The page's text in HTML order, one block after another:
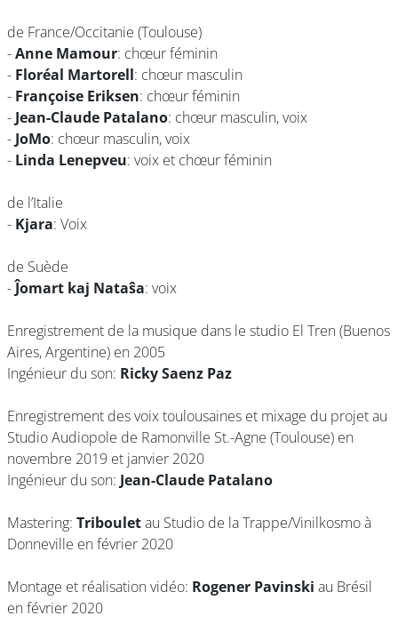
de France/Occitanie (Toulouse)
-Anne Mamour: chœur féminin
- Floréal Martorell: chœur masculin
- Françoise Eriksen: chœur féminin
- Jean-Claude Patalano: chœur masculin, voix
- JoMo: chœur masculin, voix
- Linda Lenepveu: voix et chœur féminin
de l’Italie
- Kjara: Voix
de Suède
-Ĵomart kaj Nataŝa: voix
Enregistrement de la musique dans le studio El Tren (Buenos
Aires, Argentine) en 2005
Ingénieur du son: Ricky Saenz Paz
Enregistrement des voix toulousaines et mixage du projet au
Studio Audiopole de Ramonville St.-Agne (Toulouse) en
novembre 2019 et janvier 2020
Ingénieur du son: Jean-Claude Patalano
Mastering: Tribouletau Studio de la Trappe/Vinilkosmo à
Donneville en février 2020
Montage et réalisation vidéo: Rogener Pavinski au Brésil
en février 2020